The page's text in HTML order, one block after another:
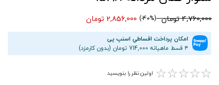
4,760,000 تومان (40%-)
امکان پرداخت اقساطیِ اسنپ پی
۴ قسط ماهیانه 714,000 تومان (بدون کارمزد)
☆
☆
☆
☆
☆ اولین نظر را بنویسید